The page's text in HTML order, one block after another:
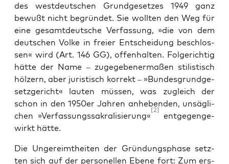
des west­deut­schen Grund­ge­set­zes 1949 ganz
bewußt nicht begrün­det. Sie woll­ten den Weg für
eine gesamt­deut­sche Ver­fas­sung, »die von dem
deut­schen Vol­ke in frei­er Ent­schei­dung beschlos­
sen« wird (Art. 146 GG), offen­hal­ten. Fol­ge­rich­tig
hät­te der Name – zuge­ge­be­ner­ma­ßen sti­lis­tisch
höl­zern, aber juris­tisch kor­rekt – »Bun­des­grund­ge­
setz­ge­richt« lau­ten müs­sen, was zugleich der
schon in den 1950er Jah­ren anhe­ben­den, unsäg­li­
chen »Ver­fas­sungs­sa­kra­li­sie­rung«
[2]
ent­ge­gen­ge­
wirkt hätte.
Die Unge­reimt­hei­ten der Grün­dungs­pha­se setz­
ten sich auf der per­so­nel­len Ebe­ne fort: Zum ers­